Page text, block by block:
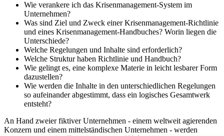
Wie verankere ich das Krisenmanagement-System im
Unternehmen?
Was sind Ziel und Zweck einer Krisenmanagement-Richtlinie
und eines Krisenmanagement-Handbuches? Worin liegen die
Unterschiede?
Welche Regelungen und Inhalte sind erforderlich?
Welche Struktur haben Richtlinie und Handbuch?
Wie gelingt es, eine komplexe Materie in leicht lesbarer Form
dazustellen?
Wie werden die Inhalte in den unterschiedlichen Regelungen
so aufeinander abgestimmt, dass ein logisches Gesamtwerk
entsteht?
An Hand zweier fiktiver Unternehmen - einem weltweit agierenden
Konzern und einem mittelständischen Unternehmen - werden